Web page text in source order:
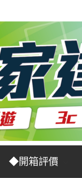
◆開箱評價